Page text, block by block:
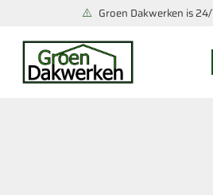
Groen Dakwerken is